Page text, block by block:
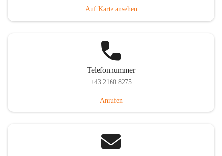
Auf Karte ansehen
Telefonnummer
+43 2160 8275
Anrufen